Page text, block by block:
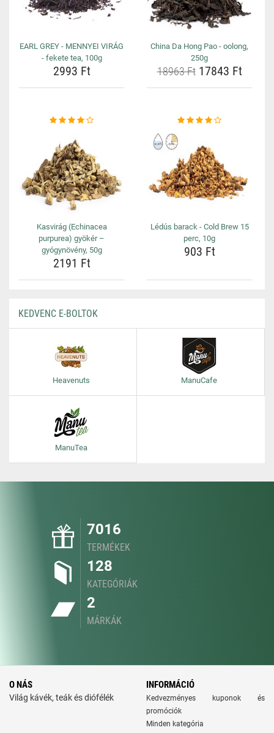
EARL GREY - MENNYEI VIRÁG
- fekete tea, 100g
2993 Ft
China Da Hong Pao - oolong,
250g
18963 Ft17843 Ft
Kasvirág (Echinacea
purpurea) gyökér –
gyógynövény, 50g
2191 Ft
Lédús barack - Cold Brew 15
perc, 10g
903 Ft
KEDVENC E-BOLTOK
Heavenuts ManuCafe
ManuTea
7016
TERMÉKEK
128
KATEGÓRIÁK
2
MÁRKÁK
O NÁS
Világ kávék, teák és diófélék
INFORMÁCIÓ
Kedvezményes kuponok és
promóciók
Minden kategória